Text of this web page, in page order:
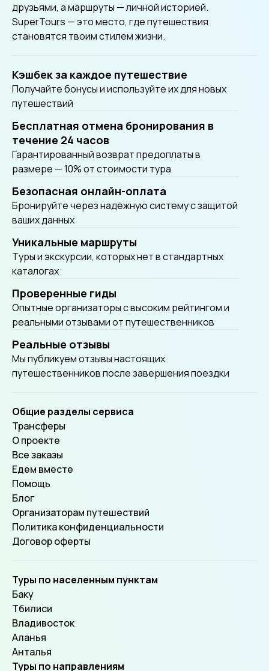
друзьями, а маршруты — личной историей.
SuperTours — это место, где путешествия
становятся твоим стилем жизни.
Кэшбек за каждое путешествие
Получайте бонусы и используйте их для новых
путешествий
Бесплатная отмена бронирования в
течение 24 часов
Гарантированный возврат предоплаты в
размере — 10% от стоимости тура
Безопасная онлайн-оплата
Бронируйте через надёжную систему с защитой
ваших данных
Уникальные маршруты
Tуры и экскурсии, которых нет в стандартных
каталогах
Проверенные гиды
Опытные организаторы с высоким рейтингом и
реальными отзывами от путешественников
Реальные отзывы
Мы публикуем отзывы настоящих
путешественников после завершения поездки
Общие разделы сервиса
Трансферы
О проекте
Все заказы
Едем вместе
Помощь
Блог
Организаторам путешествий
Политика конфиденциальности
Договор оферты
Туры по населенным пунктам
Баку
Тбилиси
Владивосток
Аланья
Анталья
Туры по направлениям